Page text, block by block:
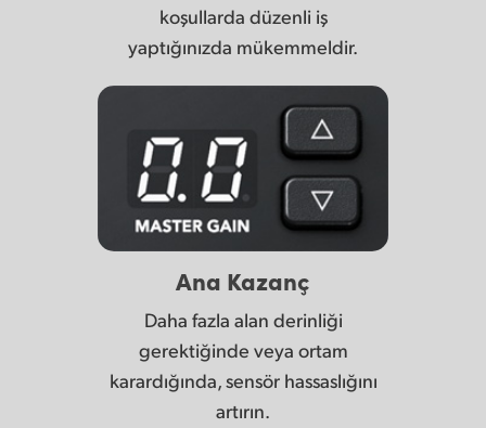
koşullarda düzenli iş
yaptığınızda mükemmeldir.
Ana Kazanç
Daha fazla alan derinliği
gerektiğinde veya ortam
karardığında, sensör hassaslığını
artırın.